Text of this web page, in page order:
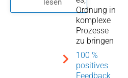
lesen
Ordnung in
komplexe
Prozesse
zu bringen
100 %
positives
Feedback